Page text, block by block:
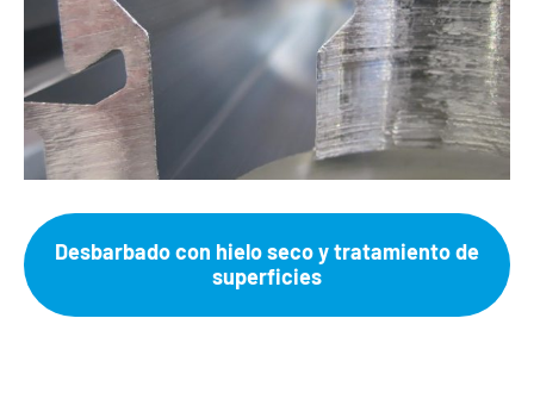
Desbarbado con hielo seco y tratamiento de
superficies